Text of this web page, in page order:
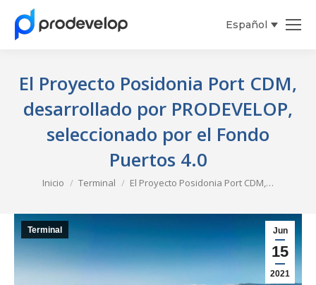
Español
El Proyecto Posidonia Port CDM,
desarrollado por PRODEVELOP,
seleccionado por el Fondo
Puertos 4.0
Estás aquí:
Inicio Terminal El Proyecto Posidonia Port CDM,…
Jun
15
2021
Terminal